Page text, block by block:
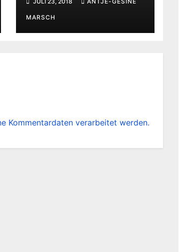
weitesten
MARSCH
Kommentardaten verarbeitet werden.